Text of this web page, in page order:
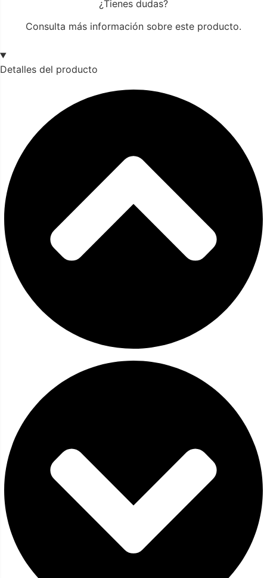
¿Tienes dudas?
Consulta más información sobre este producto.
Detalles del producto